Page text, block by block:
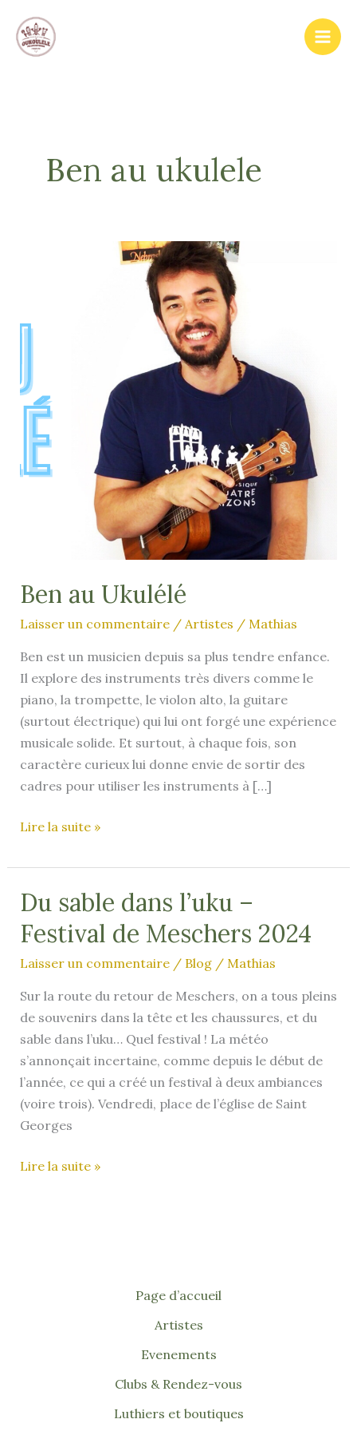
contenu
Ben au ukulele
Ben au Ukulélé
Laisser un commentaire / Artistes / Mathias
Ben est un musicien depuis sa plus tendre enfance.
Il explore des instruments très divers comme le
piano, la trompette, le violon alto, la guitare
(surtout électrique) qui lui ont forgé une expérience
musicale solide. Et surtout, à chaque fois, son
caractère curieux lui donne envie de sortir des
cadres pour utiliser les instruments à […]
Ben
Ukulélé
Lire la suite »
Du sable dans l’uku –
Festival de Meschers 2024
Laisser un commentaire / Blog/ Mathias
Sur la route du retour de Meschers, on a tous pleins
de souvenirs dans la tête et les chaussures, et du
sable dans l’uku… Quel festival ! La météo
s’annonçait incertaine, comme depuis le début de
l’année, ce qui a créé un festival à deux ambiances
(voire trois). Vendredi, place de l’église de Saint
Georges
Du
Lire la suite »
Page d’accueil
Artistes
Evenements
Clubs & Rendez-vous
Luthiers et boutiques